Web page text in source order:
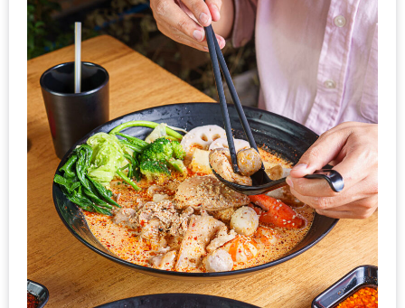
กับ
วงใน
แจก
ฟรี
GIFTCODE!
ลายแทง
ความ
อร่อย
ทั่ว
เชียงใหม่